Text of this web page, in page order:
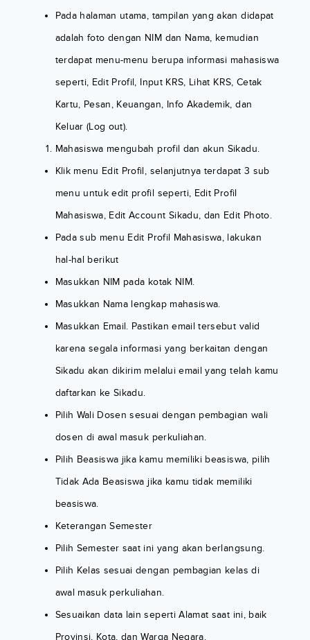
Pada halaman utama, tampilan yang akan didapat
adalah foto dengan NIM dan Nama, kemudian
terdapat menu-menu berupa informasi mahasiswa
seperti, Edit Profil, Input KRS, Lihat KRS, Cetak
Kartu, Pesan, Keuangan, Info Akademik, dan
Keluar (Log out).
Mahasiswa mengubah profil dan akun Sikadu.
Klik menu Edit Profil, selanjutnya terdapat 3 sub
menu untuk edit profil seperti, Edit Profil
Mahasiswa, Edit Account Sikadu, dan Edit Photo.
Pada sub menu Edit Profil Mahasiswa, lakukan
hal-hal berikut
Masukkan NIM pada kotak NIM.
Masukkan Nama lengkap mahasiswa.
Masukkan Email. Pastikan email tersebut valid
karena segala informasi yang berkaitan dengan
Sikadu akan dikirim melalui email yang telah kamu
daftarkan ke Sikadu.
Pilih Wali Dosen sesuai dengan pembagian wali
dosen di awal masuk perkuliahan.
Pilih Beasiswa jika kamu memiliki beasiswa, pilih
Tidak Ada Beasiswa jika kamu tidak memiliki
beasiswa.
Keterangan Semester
Pilih Semester saat ini yang akan berlangsung.
Pilih Kelas sesuai dengan pembagian kelas di
awal masuk perkuliahan.
Sesuaikan data lain seperti Alamat saat ini, baik
Provinsi, Kota, dan Warga Negara.